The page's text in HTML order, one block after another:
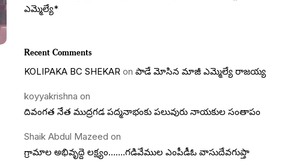
ఎమ్మెల్యే*
Recent Comments
KOLIPAKA BC SHEKAR onపాడే మోసిన మాజీ ఎమ్మెల్యే రాజయ్య
koyyakrishna on
దివంగత నేత ముద్రగడ పద్మనాభంకు పలువురు నాయకుల సంతాపం
Shaik Abdul Mazeed on
గ్రామాల అభివృద్దె లక్ష్యం…….గడివేముల ఎంపీడీఓ వాసుదేవగుప్తా